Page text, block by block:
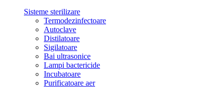
Sisteme sterilizare
Termodezinfectoare
Autoclave
Distilatoare
Sigilatoare
Bai ultrasonice
Lampi bactericide
Incubatoare
Purificatoare aer